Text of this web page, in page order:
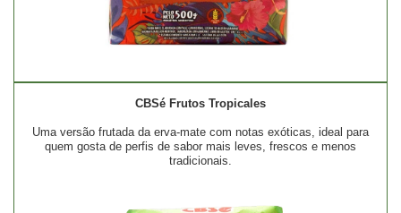
CBSé Frutos Tropicales
Uma versão frutada da erva-mate com notas exóticas, ideal para
quem gosta de perfis de sabor mais leves, frescos e menos
tradicionais.